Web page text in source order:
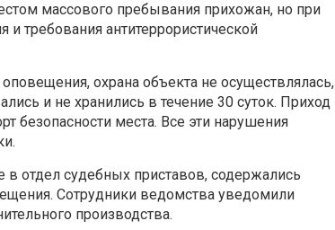
массового пребывания прихожан, но при
требования антитеррористической
охрана объекта не осуществлялась,
и не хранились в течение 30 суток. Приход
безопасности места. Все эти нарушения
в отдел судебных приставов, содержались
Сотрудники ведомства уведомили
производства.